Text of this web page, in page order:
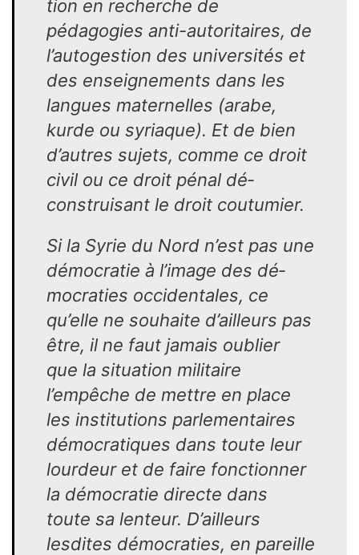
tion en recherche de
pédagogies anti-autoritaires, de
l’autogestion des universités et
des enseigne­ments dans les
langues mater­nelles (arabe,
kurde ou syriaque). Et de bien
d’autres sujets, comme ce droit
civil ou ce droit pénal dé­
construisant le droit coutumier.
Si la Syrie du Nord n’est pas une
démocratie à l’image des dé­
mocraties occidentales, ce
qu’elle ne souhaite d’ailleurs pas
être, il ne faut jamais oublier
que la si­tuation militaire
l’empêche de mettre en place
les institutions parlementaires
démocratiques dans toute leur
lourdeur et de faire fonctionner
la démocratie directe dans
toute sa lenteur. D’ailleurs
lesdites démocraties, en pareille